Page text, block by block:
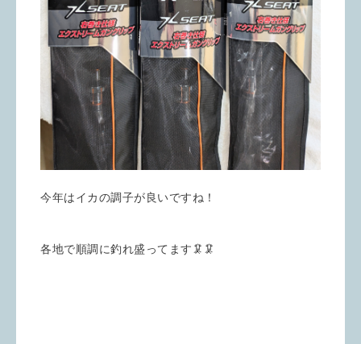
今年はイカの調子が良いですね！
各地で順調に釣れ盛ってます🦑🦑